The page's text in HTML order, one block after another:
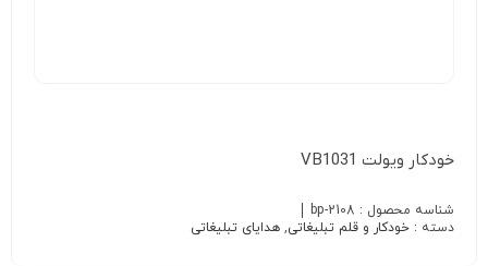
خودکار ویولت VB1031
شناسه محصول : bp-2108
دسته : خودکار و قلم تبلیغاتی, هدایای تبلیغاتی